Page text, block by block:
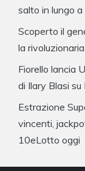
salto in lungo
Scoperto il
la
Fiorello lancia
di Ilary Blasi
Estrazione
vincenti,
10eLotto oggi